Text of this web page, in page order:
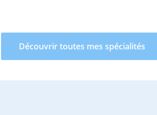
Découvrir toutes mes spécialités